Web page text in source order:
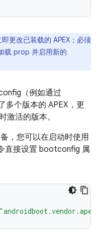
更改已装载的 APEX；必须
载 prop 并启用新的
（例如通过
多个版本的 APEX，更
活的版本。
，您可以在启动时使用
直接设置 bootconfig 属